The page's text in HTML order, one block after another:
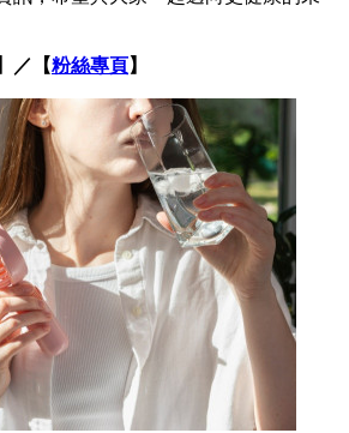
／【粉絲專頁】